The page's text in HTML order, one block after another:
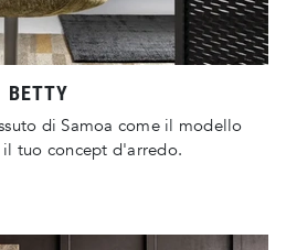
BETTY
di Samoa come il modello
tuo concept d'arredo.